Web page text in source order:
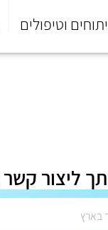
וטיפולים
ליצור